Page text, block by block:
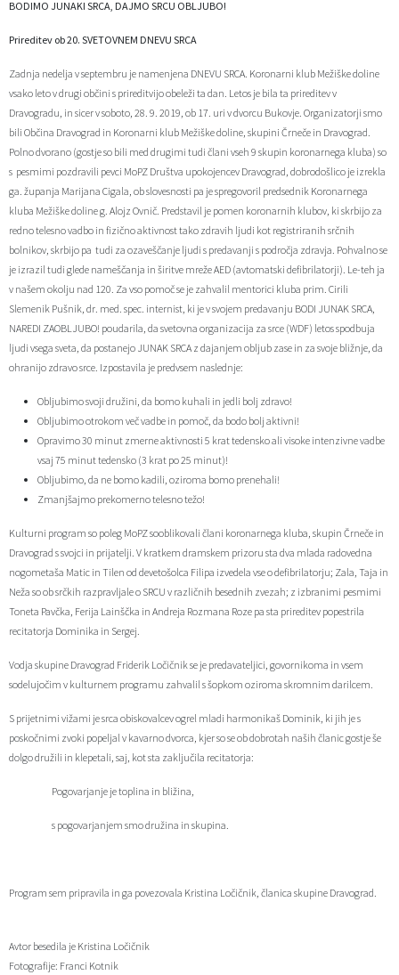
BODIMO JUNAKI SRCA, DAJMO SRCU OBLJUBO!
Prireditev ob 20. SVETOVNEM DNEVU SRCA
Zadnja nedelja v septembru je namenjena DNEVU SRCA. Koronarni klub Mežiške doline
vsako leto v drugi občini s prireditvijo obeleži ta dan. Letos je bila ta prireditev v
Dravogradu, in sicer v soboto, 28. 9. 2019, ob 17. uri v dvorcu Bukovje. Organizatorji smo
bili Občina Dravograd in Koronarni klub Mežiške doline, skupini Črneče in Dravograd.
Polno dvorano (gostje so bili med drugimi tudi člani vseh 9 skupin koronarnega kluba) so
s pesmimi pozdravili pevci MoPZ Društva upokojencev Dravograd, dobrodošlico je izrekla
ga. županja Marijana Cigala, ob slovesnosti pa je spregovoril predsednik Koronarnega
kluba Mežiške doline g. Alojz Ovnič. Predstavil je pomen koronarnih klubov, ki skrbijo za
redno telesno vadbo in fizično aktivnost tako zdravih ljudi kot registriranih srčnih
bolnikov, skrbijo pa tudi za ozaveščanje ljudi s predavanji s področja zdravja. Pohvalno se
je izrazil tudi glede nameščanja in širitve mreže AED (avtomatski defibrilatorji). Le-teh ja
v našem okolju nad 120. Za vso pomoč se je zahvalil mentorici kluba prim. Cirili
Slemenik Pušnik, dr. med. spec. internist, ki je v svojem predavanju BODI JUNAK SRCA,
NAREDI ZAOBLJUBO! poudarila, da svetovna organizacija za srce (WDF) letos spodbuja
ljudi vsega sveta, da postanejo JUNAK SRCA z dajanjem obljub zase in za svoje bližnje, da
ohranijo zdravo srce. Izpostavila je predvsem naslednje:
Obljubimo svoji družini, da bomo kuhali in jedli bolj zdravo!
Obljubimo otrokom več vadbe in pomoč, da bodo bolj aktivni!
Opravimo 30 minut zmerne aktivnosti 5 krat tedensko ali visoke intenzivne vadbe
vsaj 75 minut tedensko (3 krat po 25 minut)!
Obljubimo, da ne bomo kadili, oziroma bomo prenehali!
Zmanjšajmo prekomerno telesno težo!
Kulturni program so poleg MoPZ sooblikovali člani koronarnega kluba, skupin Črneče in
Dravograd s svojci in prijatelji. V kratkem dramskem prizoru sta dva mlada radovedna
nogometaša Matic in Tilen od devetošolca Filipa izvedela vse o defibrilatorju; Zala, Taja in
Neža so ob srčkih razpravljale o SRCU v različnih besednih zvezah; z izbranimi pesmimi
Toneta Pavčka, Ferija Lainščka in Andreja Rozmana Roze pa sta prireditev popestrila
recitatorja Dominika in Sergej.
Vodja skupine Dravograd Friderik Ločičnik se je predavateljici, govornikoma in vsem
sodelujočim v kulturnem programu zahvalil s šopkom oziroma skromnim darilcem.
S prijetnimi vižami je srca obiskovalcev ogrel mladi harmonikaš Dominik, ki jih je s
poskočnimi zvoki popeljal v kavarno dvorca, kjer so se ob dobrotah naših članic gostje še
dolgo družili in klepetali, saj, kot sta zaključila recitatorja:
Pogovarjanje je toplina in bližina,
s pogovarjanjem smo družina in skupina.
Program sem pripravila in ga povezovala Kristina Ločičnik, članica skupine Dravograd.
Avtor besedila je Kristina Ločičnik
Fotografije: Franci Kotnik
Katalog informacij javnega značaja
Fotogalerija
Organigram
Uradne ure
Sosvet Občine Dravograd in Policijske postaje Dravograd
Svet koroške regije
Varuhov kotiček
Lokalne volitve
Projekti in investicije
Strategije Občine Dravograd - Lokalni program za kulturo Občine Dravograd za obdobje 2024–2028
Z mladinskim delom proti prekarnosti mladih – pilotni projekt – DRAVIT DRAVOGRAD
Celostna prometna strategija
Lokalni program za mladino 2023 – 2028
Občinski časopis
Proračun občine
3D model
3D predstavitev občine
Virtualna panorama